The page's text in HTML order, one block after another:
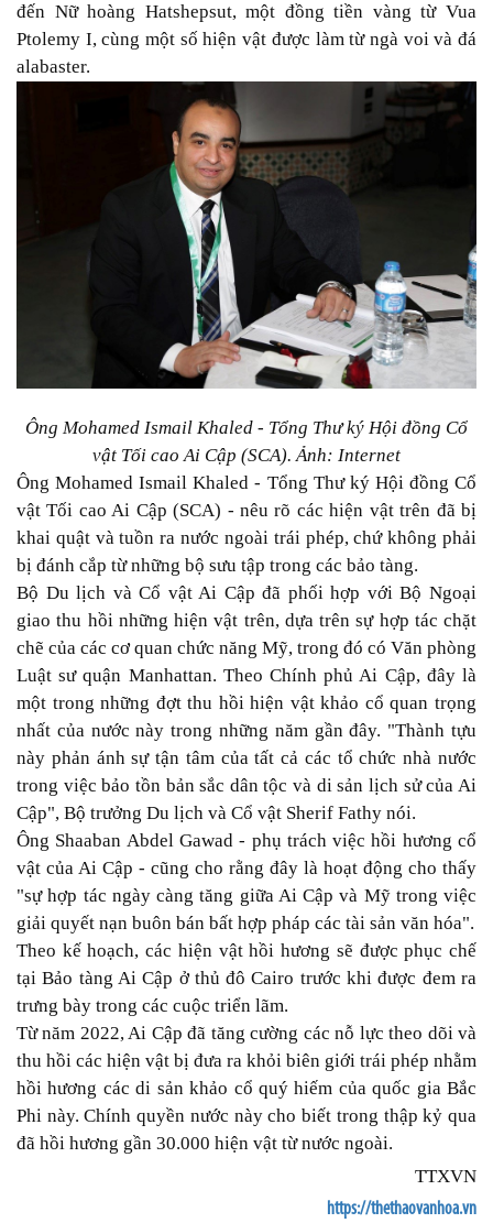
đến Nữ hoàng Hatshepsut, một đồng tiền vàng từ Vua
Ptolemy I, cùng một số hiện vật được làm từ ngà voi và đá
alabaster.
Ông Mohamed Ismail Khaled - Tổng Thư ký Hội đồng Cổ
vật Tối cao Ai Cập (SCA). Ảnh: Internet
Ông Mohamed Ismail Khaled - Tổng Thư ký Hội đồng Cổ
vật Tối cao Ai Cập (SCA) - nêu rõ các hiện vật trên đã bị
khai quật và tuồn ra nước ngoài trái phép, chứ không phải
bị đánh cắp từ những bộ sưu tập trong các bảo tàng.
Bộ Du lịch và Cổ vật Ai Cập đã phối hợp với Bộ Ngoại
giao thu hồi những hiện vật trên, dựa trên sự hợp tác chặt
chẽ của các cơ quan chức năng Mỹ, trong đó có Văn phòng
Luật sư quận Manhattan. Theo Chính phủ Ai Cập, đây là
một trong những đợt thu hồi hiện vật khảo cổ quan trọng
nhất của nước này trong những năm gần đây. "Thành tựu
này phản ánh sự tận tâm của tất cả các tổ chức nhà nước
trong việc bảo tồn bản sắc dân tộc và di sản lịch sử của Ai
Cập", Bộ trưởng Du lịch và Cổ vật Sherif Fathy nói.
Ông Shaaban Abdel Gawad - phụ trách việc hồi hương cổ
vật của Ai Cập - cũng cho rằng đây là hoạt động cho thấy
"sự hợp tác ngày càng tăng giữa Ai Cập và Mỹ trong việc
giải quyết nạn buôn bán bất hợp pháp các tài sản văn hóa".
Theo kế hoạch, các hiện vật hồi hương sẽ được phục chế
tại Bảo tàng Ai Cập ở thủ đô Cairo trước khi được đem ra
trưng bày trong các cuộc triển lãm.
Từ năm 2022, Ai Cập đã tăng cường các nỗ lực theo dõi và
thu hồi các hiện vật bị đưa ra khỏi biên giới trái phép nhằm
hồi hương các di sản khảo cổ quý hiếm của quốc gia Bắc
Phi này. Chính quyền nước này cho biết trong thập kỷ qua
đã hồi hương gần 30.000 hiện vật từ nước ngoài.
TTXVN
https://thethaovanhoa.vn